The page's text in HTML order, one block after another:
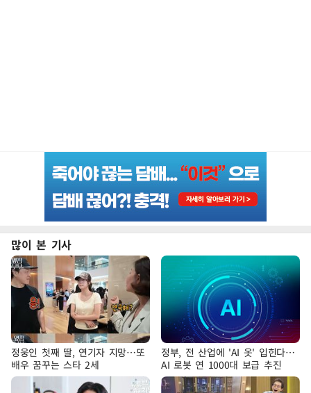
많이 본 기사
정웅인 첫째 딸, 연기자 지망…또
배우 꿈꾸는 스타 2세
정부, 전 산업에 'AI 옷' 입힌다…
AI 로봇 연 1000대 보급 추진